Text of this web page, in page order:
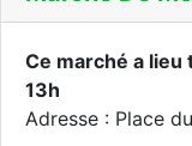
Ce marché a lieu
13h
Adresse : Place